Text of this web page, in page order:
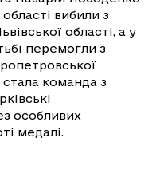
вибили з
області, а у
перемогли з
команда з
особливих
медалі.